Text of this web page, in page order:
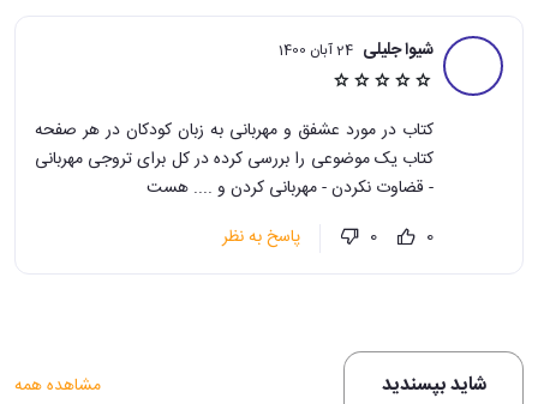
شیوا جلیلی 24 آبان 1400
کتاب در مورد عشفق و مهربانی به زبان کودکان در هر صفحه
کتاب یک موضوعی را بررسی کرده در کل برای تروجی مهربانی
- قضاوت نکردن - مهربانی کردن و .... هست
0
0 پاسخ به نظر
شاید بپسندید مشاهده همه